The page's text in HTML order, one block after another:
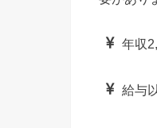
年収
給与